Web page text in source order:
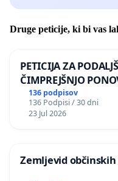
Druge peticije, ki bi vas
PETICIJA ZA
ČIMPREJŠNJO
BERNARDA
REPUBLIKE
136 podpisov
136 Podpisi / 30 dni
23 Jul 2026
Zemljevid